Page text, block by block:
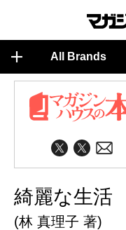
All Brands
綺麗な生活
(林 真理子 著)